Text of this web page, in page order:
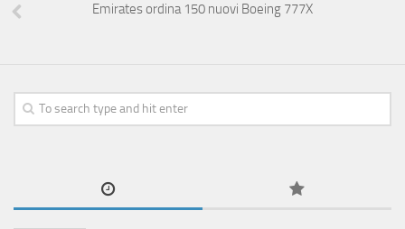
Emirates ordina 150 nuovi Boeing 777X